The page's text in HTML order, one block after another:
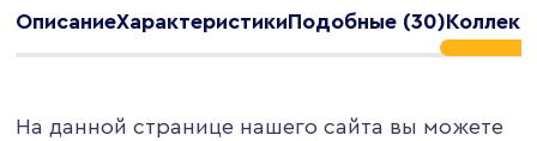
ОписаниеХарактеристикиПодобные (30)
На данной странице нашего сайта вы можете